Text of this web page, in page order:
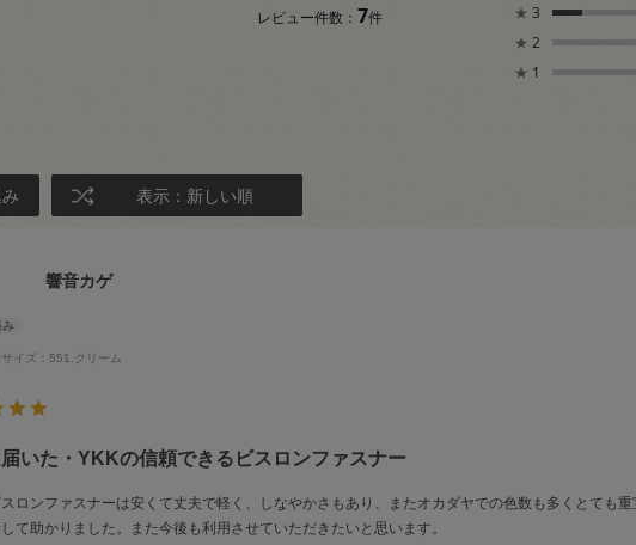
レビュー件数： 7件 ★ 3
★ 2
★ 1
表示：新しい順
響音カゲ
サイズ：551.クリーム
いた・YKKの信頼できるビスロンファスナー
ロンファスナーは安くて丈夫で軽く、しなやかさもあり、またオカダヤでの色数も多くとても
て助かりました。また今後も利用させていただきたいと思います。